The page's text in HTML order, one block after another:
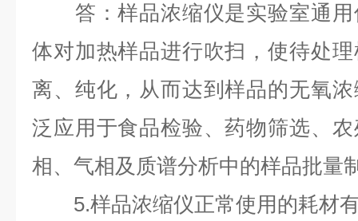
答：样品浓缩仪是实验室通用
体对加热样品进行吹扫，使待处
离、纯化，从而达到样品的无氧
泛应用于食品检验、药物筛选、
相、气相及质谱分析中的样品批量
5.样品浓缩仪正常使用的耗材